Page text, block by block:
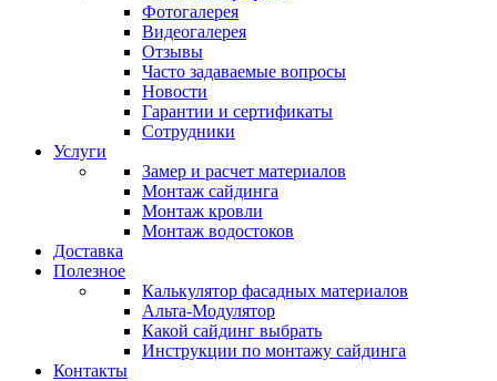
Фотогалерея
Видеогалерея
Отзывы
Часто задаваемые вопросы
Новости
Гарантии и сертификаты
Сотрудники
Услуги
Замер и расчет материалов
Монтаж сайдинга
Монтаж кровли
Монтаж водостоков
Доставка
Полезное
Калькулятор фасадных материалов
Альта-Модулятор
Какой сайдинг выбрать
Инструкции по монтажу сайдинга
Контакты